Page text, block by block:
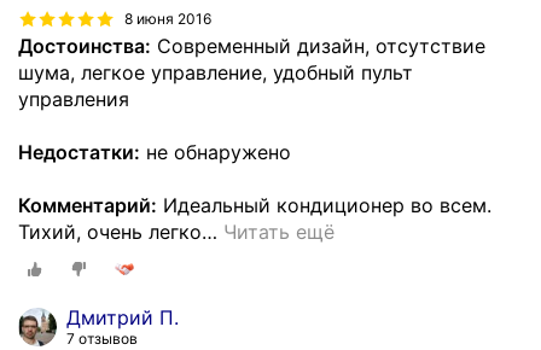
8 июня 2016
Достоинства: Современный дизайн, отсутствие
шума, легкое управление, удобный пульт
управления
Недостатки: не обнаружено
Комментарий: Идеальный кондиционер во всем.
Тихий, очень легко… Читать ещё
Дмитрий П.
7 отзывов